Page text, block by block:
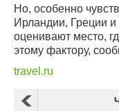
Но, особенно
Ирландии, Греции
оценивают место,
этому фактору,
travel.ru